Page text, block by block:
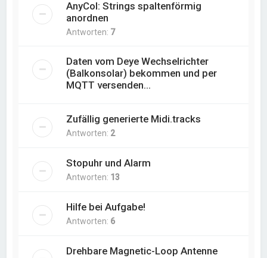
AnyCol: Strings spaltenförmig
anordnen
Antworten: 7
Daten vom Deye Wechselrichter
(Balkonsolar) bekommen und per
MQTT versenden...
Zufällig generierte Midi.tracks
Antworten: 2
Stopuhr und Alarm
Antworten: 13
Hilfe bei Aufgabe!
Antworten: 6
Drehbare Magnetic-Loop Antenne